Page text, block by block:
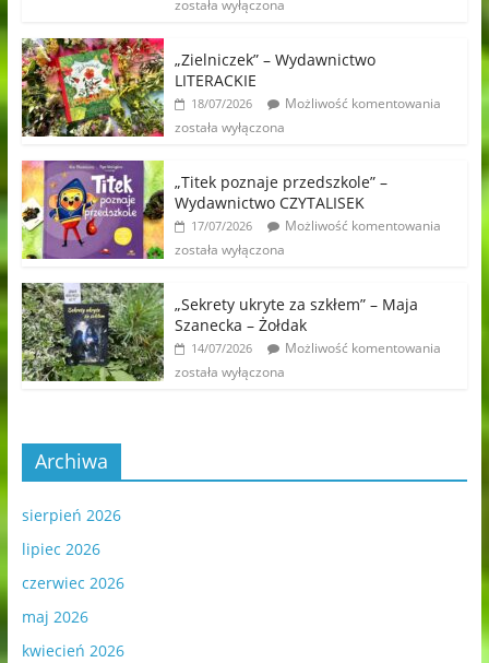
została wyłączona
„Zielniczek” – Wydawnictwo
LITERACKIE
18/07/2026
Możliwość komentowania
została wyłączona
„Titek poznaje przedszkole” –
Wydawnictwo CZYTALISEK
17/07/2026
Możliwość komentowania
została wyłączona
„Sekrety ukryte za szkłem” – Maja
Szanecka – Żołdak
14/07/2026
Możliwość komentowania
została wyłączona
Archiwa
sierpień 2026
lipiec 2026
czerwiec 2026
maj 2026
kwiecień 2026